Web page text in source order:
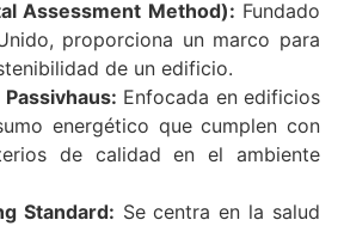
Assessment Method): Fundado
proporciona un marco para
de un edificio.
Enfocada en edificios
energético que cumplen con
de calidad en el ambiente
Standard: Se centra en la salud